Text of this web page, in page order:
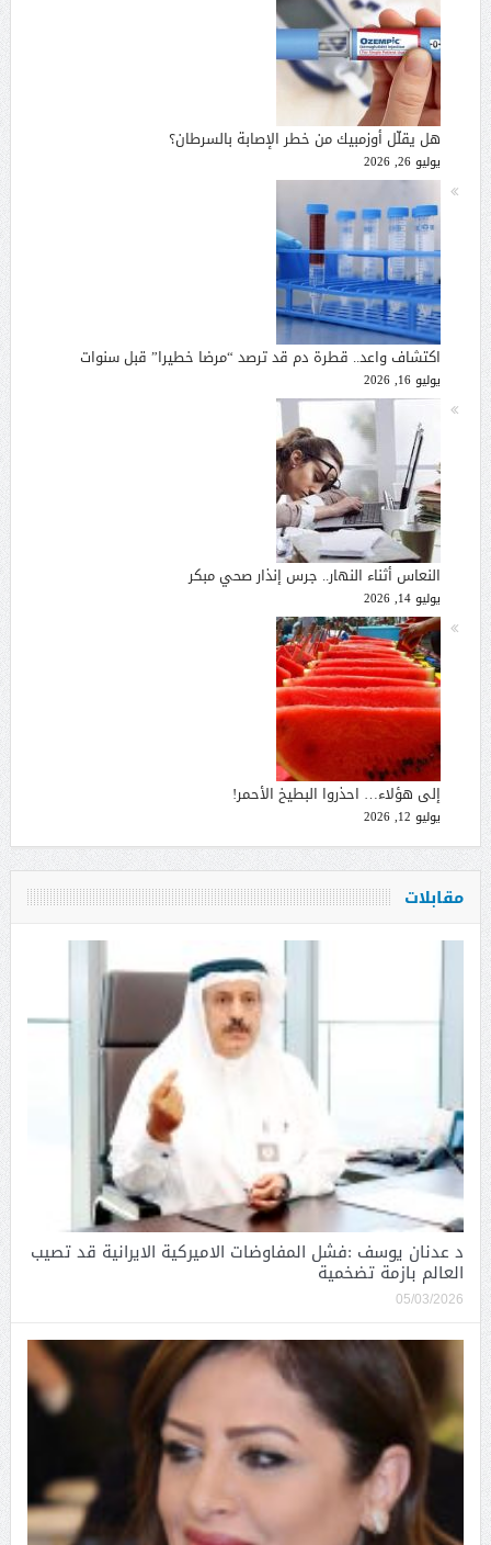
هل يقلّل أوزمبيك من خطر الإصابة بالسرطان؟
يوليو 26, 2026
اكتشاف واعد.. قطرة دم قد ترصد “مرضا خطيرا” قبل سنوات
يوليو 16, 2026
النعاس أثناء النهار.. جرس إنذار صحي مبكر
يوليو 14, 2026
إلى هؤلاء… احذروا البطيخ الأحمر!
يوليو 12, 2026
مقابلات
د عدنان يوسف :فشل المفاوضات الاميركية الايرانية قد تصيب
العالم بازمة تضخمية
05/03/2026